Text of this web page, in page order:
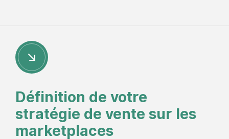
Définition de votre
stratégie de vente sur les
marketplaces